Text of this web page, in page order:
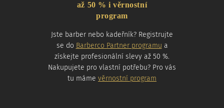
až 50 % i věrnostní
program
Jste barber nebo kadeřník? Registrujte
se do Barberco Partner programu a
získejte profesionální slevy až 50 %.
Nakupujete pro vlastní potřebu? Pro vás
tu máme věrnostní program